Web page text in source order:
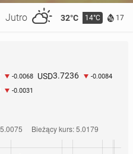
Jutro 32°C 14°C 17
-0.0068 USD3.7236 -0.0084
-0.0031